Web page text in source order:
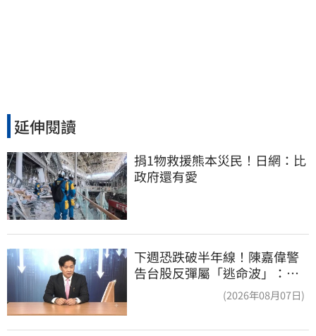
延伸閱讀
捐1物救援熊本災民！日網：比
政府還有愛
下週恐跌破半年線！陳嘉偉警
告台股反彈屬「逃命波」：空
(2026年08月07日)